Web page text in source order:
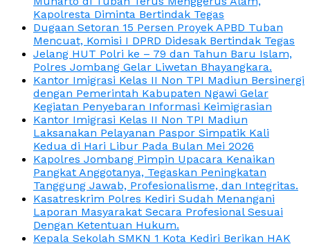
Kapolresta Diminta Bertindak Tegas
Dugaan Setoran 15 Persen Proyek APBD Tuban
Mencuat, Komisi I DPRD Didesak Bertindak Tegas
Jelang HUT Polri ke – 79 dan Tahun Baru Islam,
Polres Jombang Gelar Liwetan Bhayangkara.
Kantor Imigrasi Kelas II Non TPI Madiun Bersinergi
dengan Pemerintah Kabupaten Ngawi Gelar
Kegiatan Penyebaran Informasi Keimigrasian
Kantor Imigrasi Kelas II Non TPI Madiun
Laksanakan Pelayanan Paspor Simpatik Kali
Kedua di Hari Libur Pada Bulan Mei 2026
Kapolres Jombang Pimpin Upacara Kenaikan
Pangkat Anggotanya, Tegaskan Peningkatan
Tanggung Jawab, Profesionalisme, dan Integritas.
Kasatreskrim Polres Kediri Sudah Menangani
Laporan Masyarakat Secara Profesional Sesuai
Dengan Ketentuan Hukum.
Kepala Sekolah SMKN 1 Kota Kediri Berikan HAK